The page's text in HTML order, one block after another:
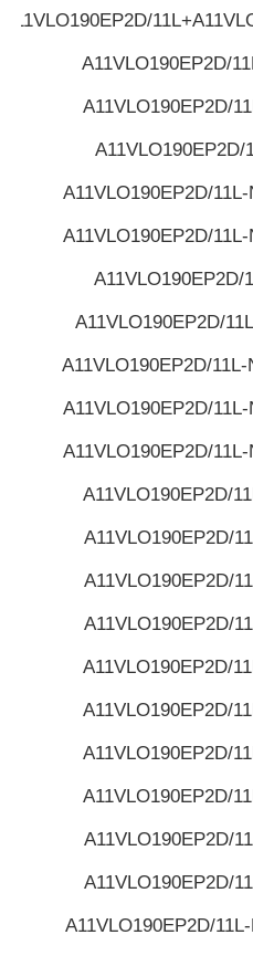
A11VLO190EP2D/
A11VLO190EP2D/
A11VLO190EP2D/
A11VLO190EP2D/
A11VLO190EP2D/
A11VLO190EP2D/
A11VLO190EP2D/
A11VLO190EP2D/
A11VLO190EP2D/
A11VLO190EP2D/
A11VLO190EP2D/
A11VLO190EP2D/
A11VLO190EP2D/
A11VLO190EP2D/
A11VLO190EP2D/
A11VLO190EP2D/
A11VLO190EP2D/
A11VLO190EP2D/
A11VLO190EP2D/
A11VLO190EP2D/
A11VLO190EP2D/
A11VLO190EP2D/